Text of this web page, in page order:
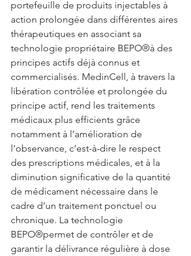
portefeuille de produits injectables à
action prolongée dans différentes aires
thérapeutiques en associant sa
technologie propriétaire BEPO®à des
principes actifs déjà connus et
commercialisés. MedinCell, à travers la
libération contrôlée et prolongée du
principe actif, rend les traitements
médicaux plus efficients grâce
notamment à l’amélioration de
l’observance, c’est-à-dire le respect
des prescriptions médicales, et à la
diminution significative de la quantité
de médicament nécessaire dans le
cadre d’un traitement ponctuel ou
chronique. La technologie
BEPO®permet de contrôler et de
garantir la délivrance régulière à dose